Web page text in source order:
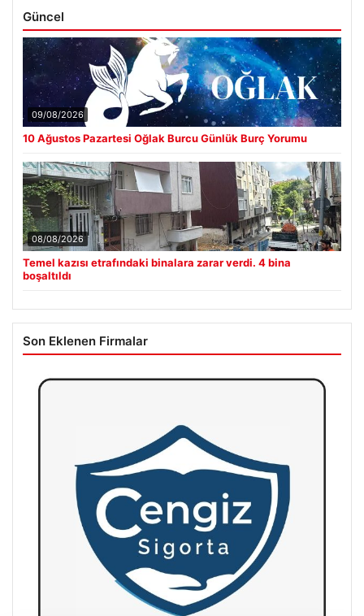
Güncel
09/08/2026
10 Ağustos Pazartesi Oğlak Burcu Günlük Burç Yorumu
08/08/2026
Temel kazısı etrafındaki binalara zarar verdi. 4 bina
boşaltıldı
Son Eklenen Firmalar